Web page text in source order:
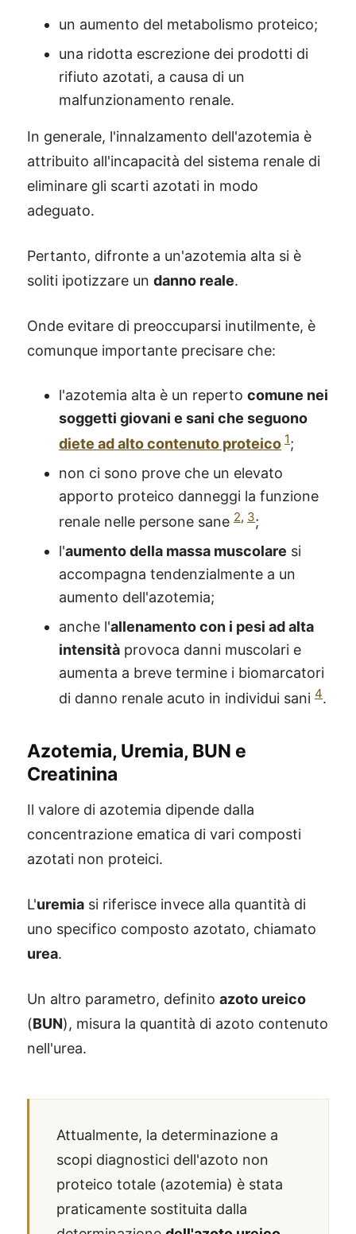
un aumento del metabolismo proteico;
una ridotta escrezione dei prodotti di
rifiuto azotati, a causa di un
malfunzionamento renale.
In generale, l'innalzamento dell'azotemia è
attribuito all'incapacità del sistema renale di
eliminare gli scarti azotati in modo
adeguato.
Pertanto, difronte a un'azotemia alta si è
soliti ipotizzare un danno reale.
Onde evitare di preoccuparsi inutilmente, è
comunque importante precisare che:
l'azotemia alta è un reperto comune nei
soggetti giovani e sani che seguono
diete ad alto contenuto proteico 1;
non ci sono prove che un elevato
apporto proteico danneggi la funzione
renale nelle persone sane 2, 3;
l'aumento della massa muscolare si
accompagna tendenzialmente a un
aumento dell'azotemia;
anche l'allenamento con i pesi ad alta
intensità provoca danni muscolari e
aumenta a breve termine i biomarcatori
di danno renale acuto in individui sani 4.
Azotemia, Uremia, BUN e
Creatinina
Il valore di azotemia dipende dalla
concentrazione ematica di vari composti
azotati non proteici.
L'uremia si riferisce invece alla quantità di
uno specifico composto azotato, chiamato
urea.
Un altro parametro, definito azoto ureico
(BUN), misura la quantità di azoto contenuto
nell'urea.
Attualmente, la determinazione a
scopi diagnostici dell'azoto non
proteico totale (azotemia) è stata
praticamente sostituita dalla